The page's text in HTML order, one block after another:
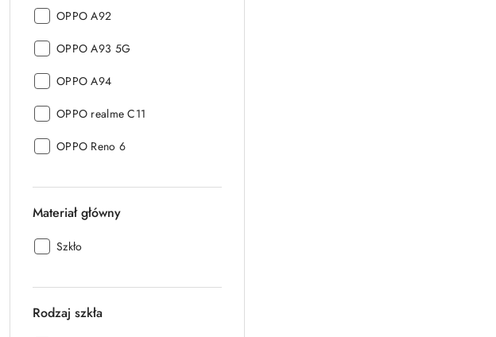
Kompatybilność:
OPPO A92
Kompatybilność:
OPPO A93 5G
Kompatybilność:
OPPO A94
Kompatybilność:
OPPO realme C11
Kompatybilność:
OPPO Reno 6
Materiał główny
Materiał
Szkło
Rodzaj szkła